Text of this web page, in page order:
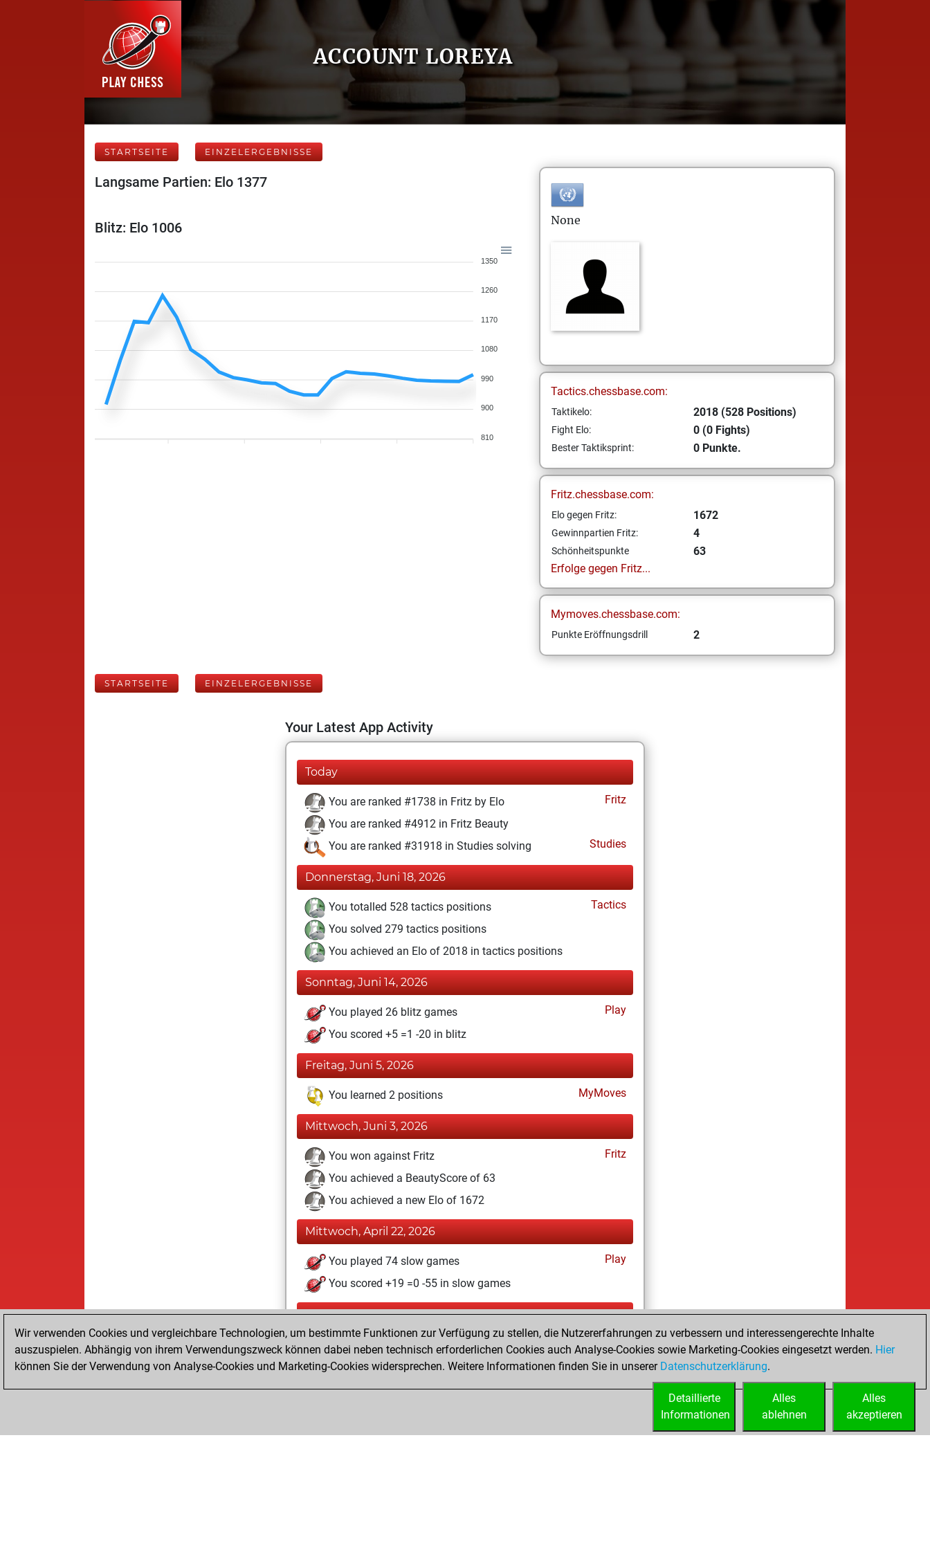
ACCOUNT LOREYA
STARTSEITE EINZELERGEBNISSE
Langsame Partien: Elo 1377
Blitz: Elo 1006
1350
1260
1170
1080
990
900
810
None
Tactics.chessbase.com:
Taktikelo: 2018 (528 Positions)
Fight Elo: 0 (0 Fights)
Bester Taktiksprint: 0 Punkte.
Fritz.chessbase.com:
Elo gegen Fritz: 1672
Gewinnpartien Fritz: 4
Schönheitspunkte
63
Erfolge gegen Fritz...
Mymoves.chessbase.com:
Punkte Eröffnungsdrill 2
STARTSEITE EINZELERGEBNISSE
Your Latest App Activity
Today
You are ranked #1738 in Fritz by Elo
Fritz
You are ranked #4912 in Fritz Beauty
You are ranked #31918 in Studies solving
Studies
Donnerstag, Juni 18, 2026
You totalled 528 tactics positions
Tactics
You solved 279 tactics positions
You achieved an Elo of 2018 in tactics positions
Sonntag, Juni 14, 2026
You played 26 blitz games
Play
You scored +5 =1 -20 in blitz
Freitag, Juni 5, 2026
You learned 2 positions MyMoves
Mittwoch, Juni 3, 2026
You won against Fritz
Fritz
You achieved a BeautyScore of 63
You achieved a new Elo of 1672
Mittwoch, April 22, 2026
You played 74 slow games
Play
You scored +19 =0 -55 in slow games
Sonntag, Oktober 13, 2024
You created your Fritz account
Fritz
You created your Studies account
Studies
Wir verwenden Cookies und vergleichbare Technologien, um bestimmte Funktionen zur Verfügung zu stellen, die Nutzererfahrungen zu verbessern und interessengerechte Inhalte
auszuspielen. Abhängig von ihrem Verwendungszweck können dabei neben technisch erforderlichen Cookies auch Analyse-Cookies sowie Marketing-Cookies eingesetzt werden. Hier
können Sie der Verwendung von Analyse-Cookies und Marketing-Cookies widersprechen. Weitere Informationen finden Sie in unserer Datenschutzerklärung.
Alles
akzeptieren
Alles
ablehnen
Detaillierte
Informationen